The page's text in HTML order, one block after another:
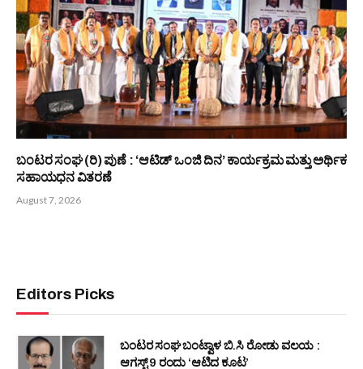
ಆಳ್ವಾಸ್ ಪ್ರಗತಿ -2026 : 16ನೇ ಆವೃತ್ತಿಗೆ ಚಾಲನೆ
August 8, 2026
ಕೃಷಿ ಮತ್ತು ಋಷಿ ಸಂಸ್ಕೃತಿ ಭಾರತದ ಆತ್ಮ -ಭಾಸ್ಕರ ರೈ ಕುಕ್ಕುವಳ್ಳಿ
August 8, 2026